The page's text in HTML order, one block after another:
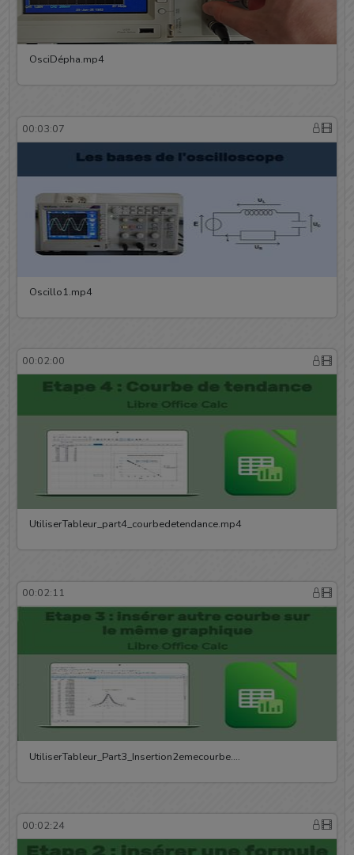
OsciDépha.mp4
00:03:07
Oscillo1.mp4
00:02:00
UtiliserTableur_part4_courbedetendance.mp4
00:02:11
UtiliserTableur_Part3_Insertion2emecourbe.…
00:02:24